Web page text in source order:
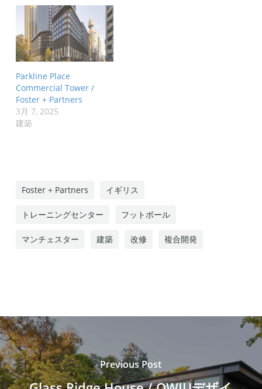
Parkline Place
Commercial Tower /
Foster + Partners
3月 7, 2025
建築
Foster + Partners イギリス
トレーニングセンター フットボール
マンチェスター 建築 改修 複合開発
Previous Post